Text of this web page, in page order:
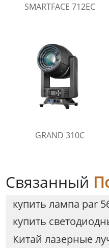
SMARTFACE 712EC
GRAND 310C
Связанный
купить лампа par
купить
Китай лазерные